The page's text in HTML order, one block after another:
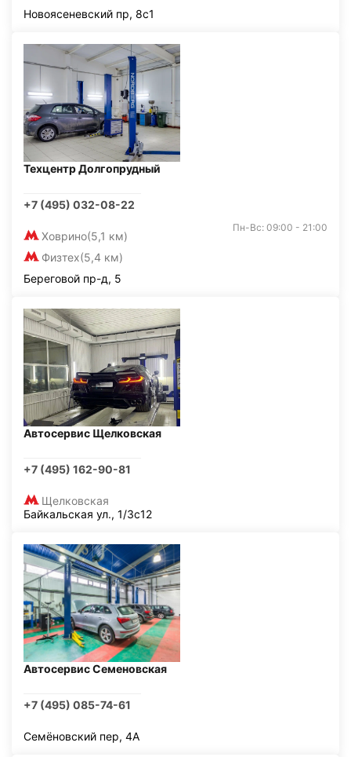
Новоясеневский пр, 8с1
Техцентр Долгопрудный
+7 (495) 032-08-22
Ховрино(5,1 км)
Физтех(5,4 км)
Пн-Вс: 09:00 - 21:00
Береговой пр-д, 5
Автосервис Щелковская
+7 (495) 162-90-81
Щелковская
Байкальская ул., 1/3с12
Автосервис Семеновская
+7 (495) 085-74-61
Семёновский пер, 4А